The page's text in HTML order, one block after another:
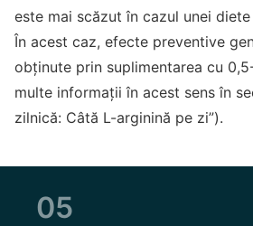
este mai scăzut în cazul unei
În acest caz, efecte preventive
obținute prin suplimentarea cu
multe informații în acest sens în
zilnică: Câtă L-arginină pe zi”).
05